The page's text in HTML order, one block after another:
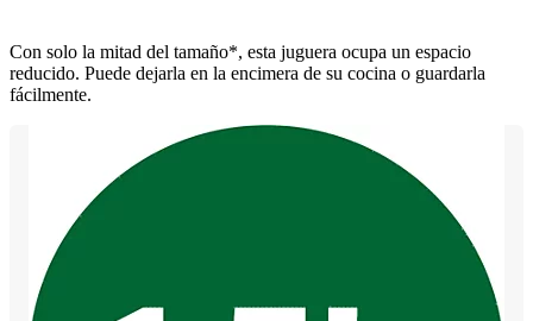
Con solo la mitad del tamaño*, esta juguera ocupa un espacio
reducido. Puede dejarla en la encimera de su cocina o guardarla
fácilmente.